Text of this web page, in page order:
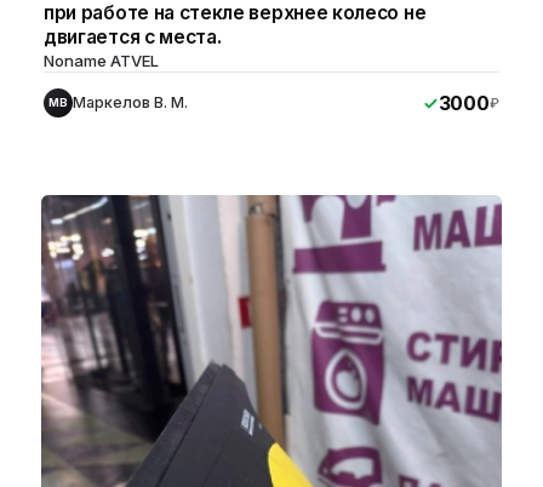
при работе на стекле верхнее колесо не
двигается с места.
Noname ATVEL
МВ Маркелов В. М. 3000₽